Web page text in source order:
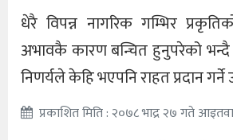
धेरै विपन्न नागरिक गम्भिर
अभावकै कारण बन्चित हुनुपरेको
निणर्यले केहि भएपनि राहत प्रदान गर्ने
प्रकाशित मिति : २०७८ भाद्र २७ गते